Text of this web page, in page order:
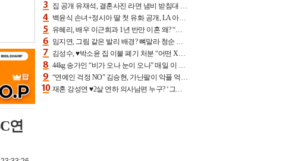
연
집 공개 유재석, 결혼사진 라면 냄비 받침대 되고 분노‥가족사진도 피해(놀뭐)[어제TV]
백윤식 손녀+정시아 딸 첫 유화 공개, LA 아트쇼→서울국제조각페스타 작가다운 수준급 실력
유혜리, 배우 이근희과 1년 반만 이혼 왜? “식칼 꽂고 의자 던져” 충격 폭로(특종)[어제TV]
임지연, 그림 같은 발리 배경? 뼈말라 청순 비키니 핏에 상대 안 되네
김성수, ♥박소윤 집 이불 폐기 처분 “어떤 X이랑 썼을지 몰라” 질투(신랑수업2)[어제TV]
44kg 송가인 “비가 오나 눈이 오나” 매일 이 운동, 허벅지 근육량 상승+체지방 감소
“연예인 걱정 NO” 김승현, 가난팔이 악플 억울할만‥아내+딸과 日 여행
재혼 강성연 ♥2살 연하 의사남편 누구? ‘그알’ 자문의에 훈남 비주얼 초엘리트 스펙 [종합]